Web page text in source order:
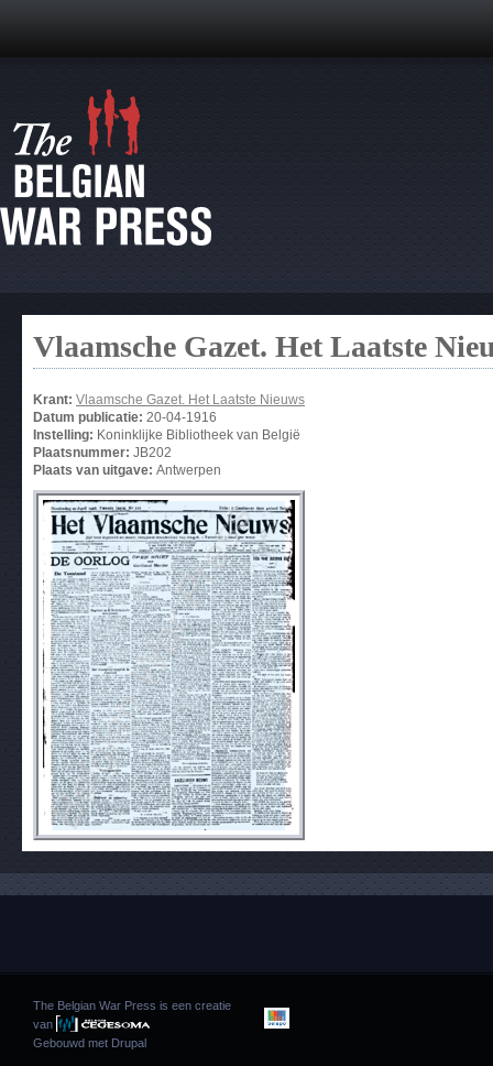
Vlaamsche Gazet. Het Laatste
Krant: Vlaamsche Gazet. Het Laatste Nieuws
Datum publicatie: 20-04-1916
Instelling: Koninklijke Bibliotheek van België
Plaatsnummer: JB202
Plaats van uitgave: Antwerpen
The Belgian War Press is een creatie
van
Gebouwd met Drupal